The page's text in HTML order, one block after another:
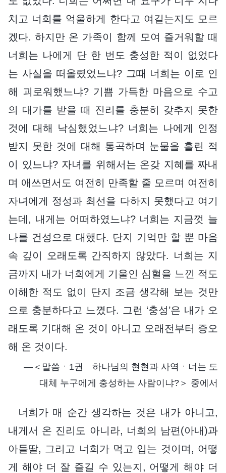
치고 너희를 억울하게 한다고 여길는지도 모르
겠다. 하지만 온 가족이 함께 모여 즐거워할 때
너희는 나에게 단 한 번도 충성한 적이 없었다
는 사실을 떠올렸었느냐? 그때 너희는 이로 인
해 괴로워했느냐? 기쁨 가득한 마음으로 수고
의 대가를 받을 때 진리를 충분히 갖추지 못한
것에 대해 낙심했었느냐? 너희는 나에게 인정
받지 못한 것에 대해 통곡하며 눈물을 흘린 적
이 있느냐? 자녀를 위해서는 온갖 지혜를 짜내
며 애쓰면서도 여전히 만족할 줄 모르며 여전히
자녀에게 정성과 최선을 다하지 못했다고 여기
는데, 내게는 어떠하였느냐? 너희는 지금껏 늘
나를 건성으로 대했다. 단지 기억만 할 뿐 마음
속 깊이 오래도록 간직하지 않았다. 너희는 지
금까지 내가 너희에게 기울인 심혈을 느낀 적도
이해한 적도 없이 단지 조금 생각해 보는 것만
으로 충분하다고 느꼈다. 그런 ‘충성’은 내가 오
래도록 기대해 온 것이 아니고 오래전부터 증오
해 온 것이다.
―＜말씀ㆍ1권 하나님의 현현과 사역ㆍ너는 도
대체 누구에게 충성하는 사람이냐?＞ 중에서
너희가 매 순간 생각하는 것은 내가 아니고,
내게서 온 진리도 아니라, 너희의 남편(아내)과
아들딸, 그리고 너희가 먹고 입는 것이며, 어떻
게 해야 더 잘 즐길 수 있는지, 어떻게 해야 더